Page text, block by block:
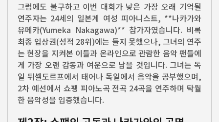
그럼에도 불구하고 이번 대회가 낳은 가장 오래 기억될
연주자는 24세의 일본계 여성 피아니스트, **나카가와
유메카(Yumeka Nakagawa)** 참가자였습니다. 비록
최종 입상권(성적 28위)에는 들지 못했으나, 그녀의 연주
는 현장을 지켜본 이들과 온라인으로 관람한 음악 팬들에
게 가장 오랜 감동과 여운으로 남을 것입니다. 그녀는 독
일 뒤셀도르프에서 태어나 독일에서 음악을 공부했으며,
2차 예선에서 쇼팽 피아노곡 전곡 24곡을 연주하며 탁월
한 음악성을 입증했습니다.